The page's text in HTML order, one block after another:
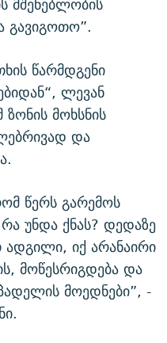
გავიგოთო”.
წარმდგენი
ლევან
მოხსნის
და
წერს გარემოს
უნდა ქნას? დედაზე
ადგილი, იქ არანაირი
მოწესრიგდება და
მოედნები”, -